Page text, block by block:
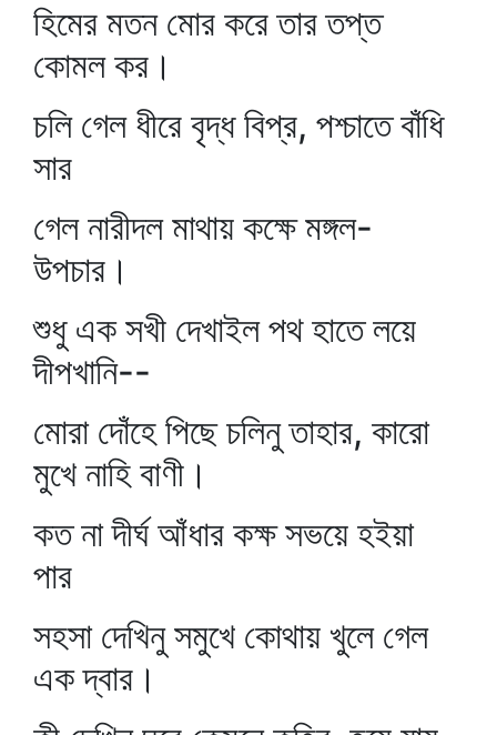
হিমের মতন মোর করে তার তপ্ত
কোমল কর।
চলি গেল ধীরে বৃদ্ধ বিপ্র, পশ্চাতে বাঁধি
সার
গেল নারীদল মাথায় কক্ষে মঙ্গল-
উপচার।
শুধু এক সখী দেখাইল পথ হাতে লয়ে
দীপখানি--
মোরা দোঁহে পিছে চলিনু তাহার, কারো
মুখে নাহি বাণী।
কত না দীর্ঘ আঁধার কক্ষ সভয়ে হইয়া
পার
সহসা দেখিনু সমুখে কোথায় খুলে গেল
এক দ্বার।